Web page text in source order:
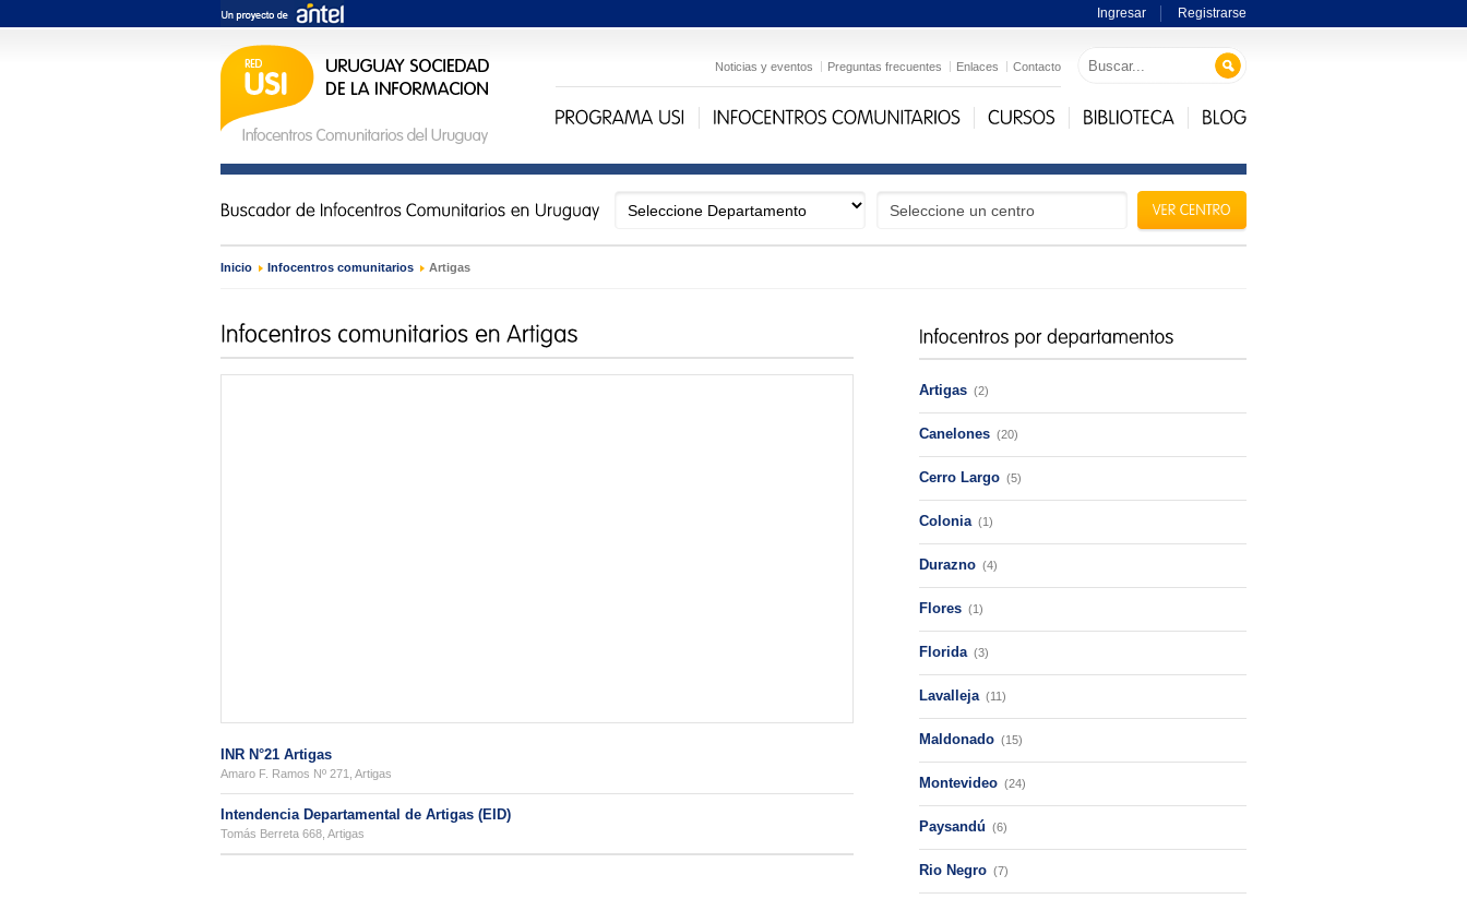
Ingresar Registrarse
Noticias y eventos Preguntas frecuentes Enlaces Contacto
Inicio › Infocentros comunitarios › Artigas
INR N°21 Artigas
Amaro F. Ramos Nº 271, Artigas
Intendencia Departamental de Artigas (EID)
Tomás Berreta 668, Artigas
Artigas (2)
Canelones (20)
Cerro Largo (5)
Colonia (1)
Durazno (4)
Flores (1)
Florida (3)
Lavalleja (11)
Maldonado (15)
Montevideo (24)
Paysandú (6)
Rio Negro (7)